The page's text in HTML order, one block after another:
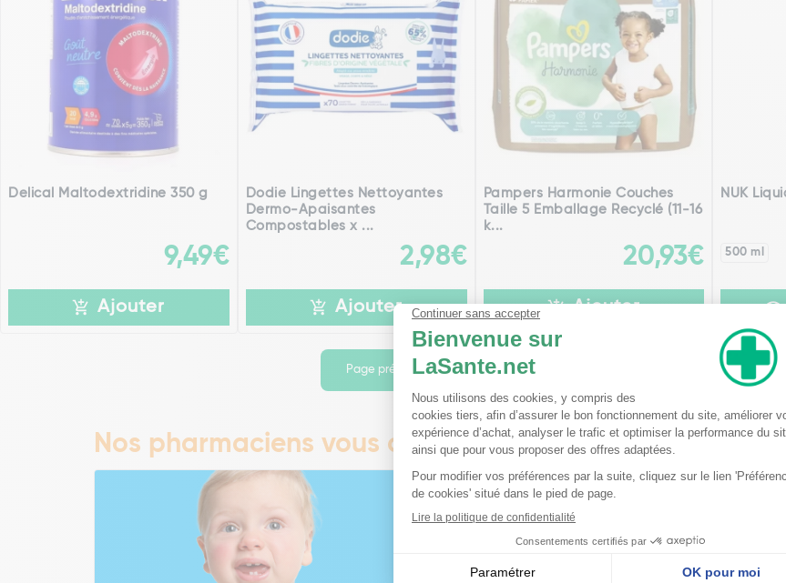
Delical Maltodextridine 350 g
9,49€
Ajouter
Dodie Lingettes Nettoyantes
Dermo-Apaisantes
Compostables x ...
2,98€
Ajouter
Pampers Harmonie Couches
Taille 5 Emballage Recyclé (11-16
k...
20,93€
Ajouter
NUK
500 ml
Page précédente 4 5
Nos pharmaciens vous conseillent